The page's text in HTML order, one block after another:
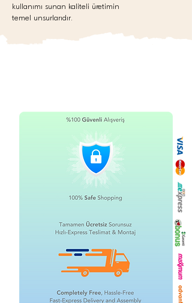
kullanımı sunan kaliteli üretimin
temel unsurlarıdır.